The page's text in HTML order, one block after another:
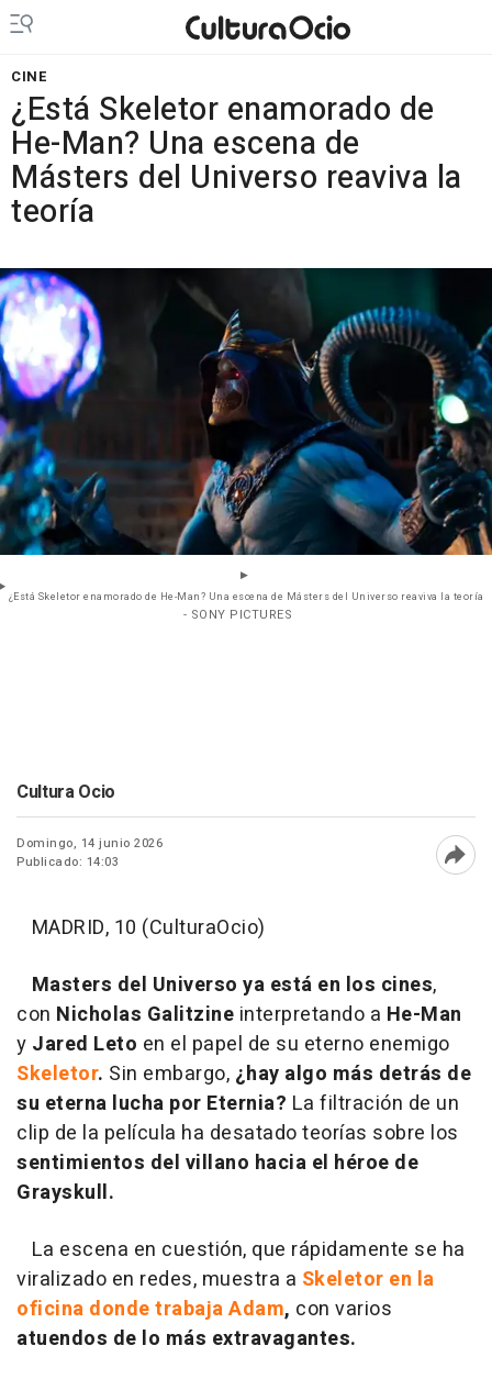
CINE
¿Está Skeletor enamorado de
He-Man? Una escena de
Másters del Universo reaviva la
teoría
¿Está Skeletor enamorado de He-Man? Una escena de Másters del Universo reaviva la teoría
- SONY PICTURES
Cultura Ocio
Domingo, 14 junio 2026
Publicado: 14:03
MADRID, 10 (CulturaOcio)
Masters del Universo ya está en los cines,
con Nicholas Galitzine interpretando a He-Man
y Jared Leto en el papel de su eterno enemigo
Skeletor. Sin embargo, ¿hay algo más detrás de
su eterna lucha por Eternia? La filtración de un
clip de la película ha desatado teorías sobre los
sentimientos del villano hacia el héroe de
Grayskull.
La escena en cuestión, que rápidamente se ha
viralizado en redes, muestra a Skeletor en la
oficina donde trabaja Adam, con varios
atuendos de lo más extravagantes.